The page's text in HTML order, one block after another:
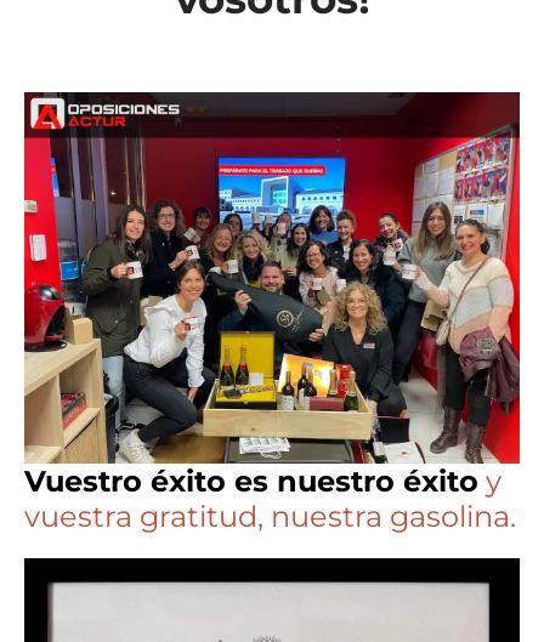
Vuestro éxito es nuestro éxito y
vuestra gratitud, nuestra gasolina.